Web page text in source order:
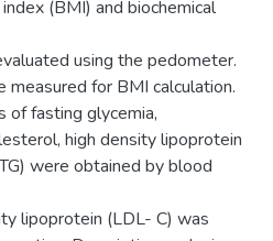
(BMI) and biochemical
using the pedometer.
for BMI calculation.
of fasting glycemia,
high density lipoprotein
were obtained by blood
lipoprotein (LDL- C) was